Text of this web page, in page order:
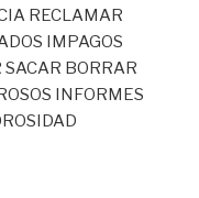
RECLAMAR
IMPAGOS
SACAR BORRAR
INFORMES